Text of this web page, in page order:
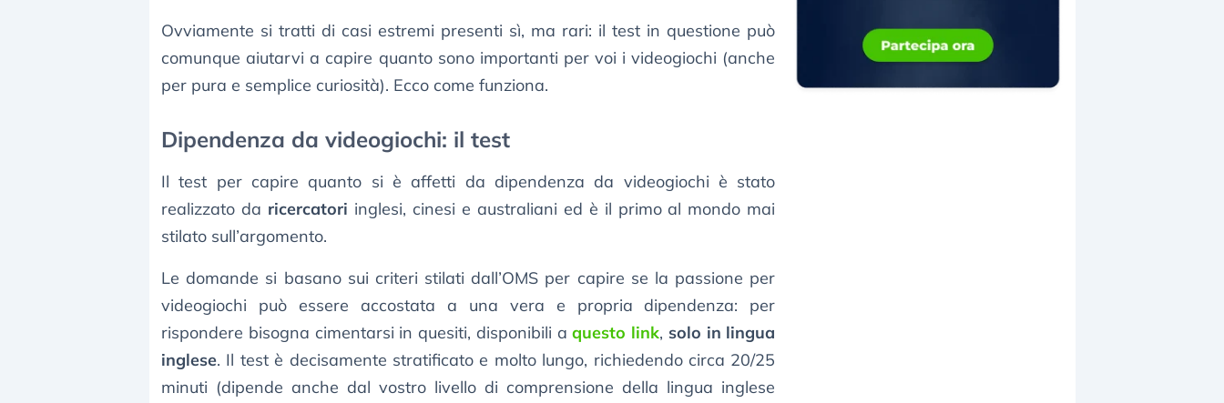
Ovviamente si tratti di casi estremi presenti sì, ma rari: il test in questione può
comunque aiutarvi a capire quanto sono importanti per voi i videogiochi (anche
per pura e semplice curiosità). Ecco come funziona.
Dipendenza da videogiochi: il test
Il test per capire quanto si è affetti da dipendenza da videogiochi è stato
realizzato da ricercatori inglesi, cinesi e australiani ed è il primo al mondo mai
stilato sull’argomento.
Le domande si basano sui criteri stilati dall’OMS per capire se la passione per
videogiochi può essere accostata a una vera e propria dipendenza: per
rispondere bisogna cimentarsi in quesiti, disponibili aquesto link, solo in lingua
inglese. Il test è decisamente stratificato e molto lungo, richiedendo circa 20/25
minuti (dipende anche dal vostro livello di comprensione della lingua inglese